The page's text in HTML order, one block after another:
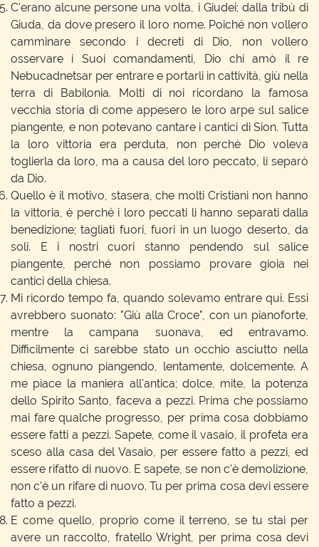
C'erano alcune persone una volta, i Giudei; dalla tribù di
Giuda, da dove presero il loro nome. Poiché non vollero
camminare secondo i decreti di Dio, non vollero
osservare i Suoi comandamenti, Dio chi amò il re
Nebucadnetsar per entrare e portarli in cattività, giù nella
terra di Babilonia. Molti di noi ricordano la famosa
vecchia storia di come appesero le loro arpe sul salice
piangente, e non potevano cantare i cantici di Sion. Tutta
la loro vittoria era perduta, non perché Dio voleva
toglierla da loro, ma a causa del loro peccato, li separò
da Dio.
Quello è il motivo, stasera, che molti Cristiani non hanno
la vittoria, è perché i loro peccati li hanno separati dalla
benedizione; tagliati fuori, fuori in un luogo deserto, da
soli. E i nostri cuori stanno pendendo sul salice
piangente, perché non possiamo provare gioia nei
cantici della chiesa.
Mi ricordo tempo fa, quando solevamo entrare qui. Essi
avrebbero suonato: "Giù alla Croce", con un pianoforte,
mentre la campana suonava, ed entravamo.
Difficilmente ci sarebbe stato un occhio asciutto nella
chiesa, ognuno piangendo, lentamente, dolcemente. A
me piace la maniera all'antica; dolce, mite, la potenza
dello Spirito Santo, faceva a pezzi. Prima che possiamo
mai fare qualche progresso, per prima cosa dobbiamo
essere fatti a pezzi. Sapete, come il vasaio, il profeta era
sceso alla casa del Vasaio, per essere fatto a pezzi, ed
essere rifatto di nuovo. E sapete, se non c'è demolizione,
non c'è un rifare di nuovo. Tu per prima cosa devi essere
fatto a pezzi.
E come quello, proprio come il terreno, se tu stai per
avere un raccolto, fratello Wright, per prima cosa devi